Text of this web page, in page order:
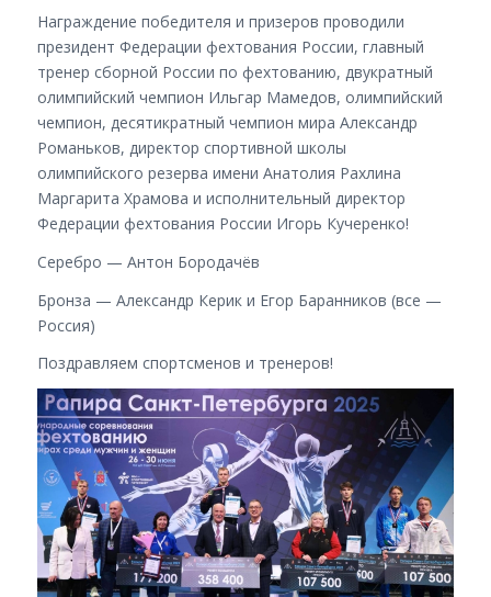
Награждение победителя и призеров проводили
президент Федерации фехтования России, главный
тренер сборной России по фехтованию, двукратный
олимпийский чемпион Ильгар Мамедов, олимпийский
чемпион, десятикратный чемпион мира Александр
Романьков, директор спортивной школы
олимпийского резерва имени Анатолия Рахлина
Маргарита Храмова и исполнительный директор
Федерации фехтования России Игорь Кучеренко!
Серебро — Антон Бородачёв
Бронза — Александр Керик и Егор Баранников (все —
Россия)
Поздравляем спортсменов и тренеров!